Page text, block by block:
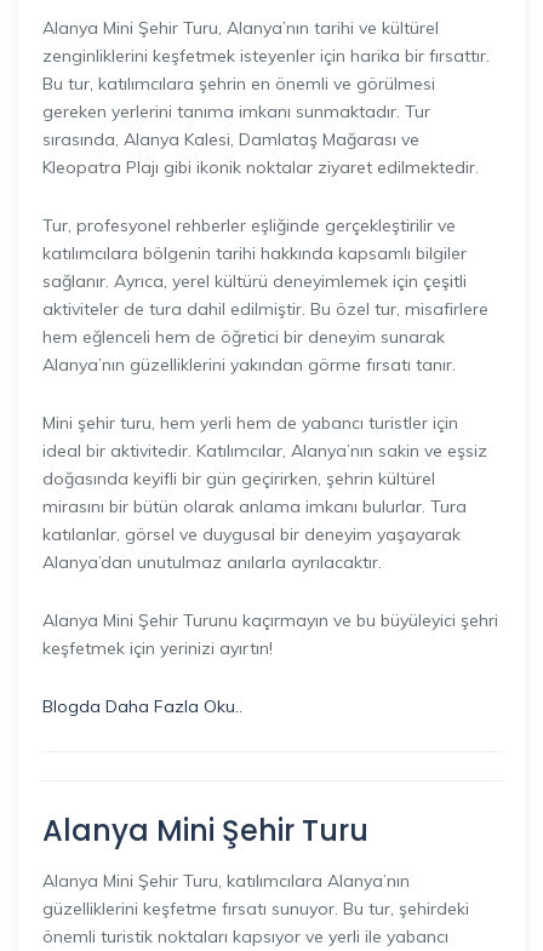
Alanya Mini Şehir Turu, Alanya’nın tarihi ve kültürel
zenginliklerini keşfetmek isteyenler için harika bir fırsattır.
Bu tur, katılımcılara şehrin en önemli ve görülmesi
gereken yerlerini tanıma imkanı sunmaktadır. Tur
sırasında, Alanya Kalesi, Damlataş Mağarası ve
Kleopatra Plajı gibi ikonik noktalar ziyaret edilmektedir.
Tur, profesyonel rehberler eşliğinde gerçekleştirilir ve
katılımcılara bölgenin tarihi hakkında kapsamlı bilgiler
sağlanır. Ayrıca, yerel kültürü deneyimlemek için çeşitli
aktiviteler de tura dahil edilmiştir. Bu özel tur, misafirlere
hem eğlenceli hem de öğretici bir deneyim sunarak
Alanya’nın güzelliklerini yakından görme fırsatı tanır.
Mini şehir turu, hem yerli hem de yabancı turistler için
ideal bir aktivitedir. Katılımcılar, Alanya’nın sakin ve eşsiz
doğasında keyifli bir gün geçirirken, şehrin kültürel
mirasını bir bütün olarak anlama imkanı bulurlar. Tura
katılanlar, görsel ve duygusal bir deneyim yaşayarak
Alanya’dan unutulmaz anılarla ayrılacaktır.
Alanya Mini Şehir Turunu kaçırmayın ve bu büyüleyici şehri
keşfetmek için yerinizi ayırtın!
Blogda Daha Fazla Oku..
Alanya Mini Şehir Turu
Alanya Mini Şehir Turu, katılımcılara Alanya’nın
güzelliklerini keşfetme fırsatı sunuyor. Bu tur, şehirdeki
önemli turistik noktaları kapsıyor ve yerli ile yabancı